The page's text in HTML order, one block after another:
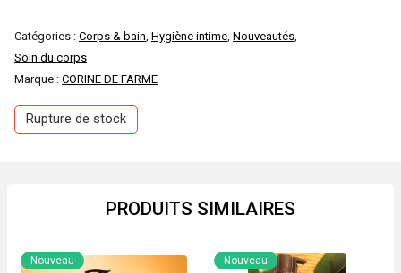
Catégories : Corps & bain, Hygiène intime, Nouveautés,
Soin du corps
Marque : CORINE DE FARME
Rupture de stock
PRODUITS SIMILAIRES
Nouveau Nouveau